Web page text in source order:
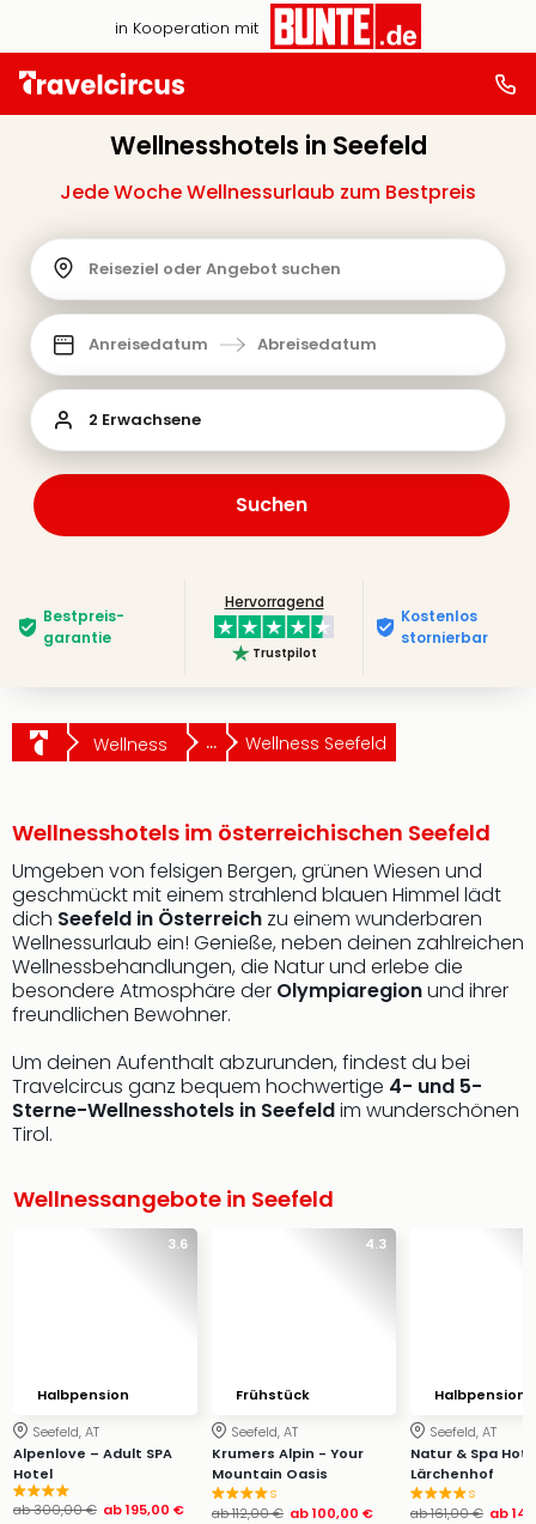
in Kooperation mit
Wellnesshotels in Seefeld
Jede Woche Wellnessurlaub zum Bestpreis
Reiseziel oder Angebot suchen
Anreisedatum Abreisedatum
2 Erwachsene
Suchen
Bestpreis­
garantie
Hervorragend
Trustpilot
Kostenlos
stornierbar
Wellness ... Wellness Seefeld
Wellnesshotels im österreichischen Seefeld
Umgeben von felsigen Bergen, grünen Wiesen und
geschmückt mit einem strahlend blauen Himmel lädt
dich Seefeld in Österreich zu einem wunderbaren
Wellnessurlaub ein! Genieße, neben deinen zahlreichen
Wellnessbehandlungen, die Natur und erlebe die
besondere Atmosphäre der Olympiaregionund ihrer
freundlichen Bewohner.
Um deinen Aufenthalt abzurunden, findest du bei
Travelcircus ganz bequem hochwertige 4- und 5-
Sterne-Wellnesshotels in Seefeldim wunderschönen
Tirol.
Wellnessangebote in Seefeld
3.6
Halbpension
Seefeld, AT
Alpenlove – Adult SPA
Hotel
ab300,00 € ab195,00 €
4.3
Frühstück
Seefeld, AT
Krumers Alpin - Your
Mountain Oasis
s
ab112,00 € ab100,00 €
Halbpension
Seefeld, AT
Natur & Spa
Lärchenhof
s
ab161,00 € ab